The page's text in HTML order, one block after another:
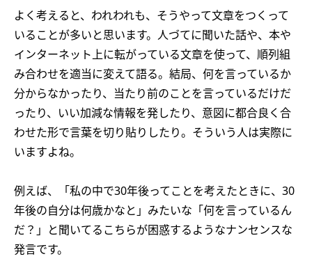
よく考えると、われわれも、そうやって文章をつくって
いることが多いと思います。人づてに聞いた話や、本や
インターネット上に転がっている文章を使って、順列組
み合わせを適当に変えて語る。結局、何を言っているか
分からなかったり、当たり前のことを言っているだけだ
ったり、いい加減な情報を発したり、意図に都合良く合
わせた形で言葉を切り貼りしたり。そういう人は実際に
いますよね。
例えば、「私の中で30年後ってことを考えたときに、30
年後の自分は何歳かなと」みたいな「何を言っているん
だ？」と聞いてるこちらが困惑するようなナンセンスな
発言です。